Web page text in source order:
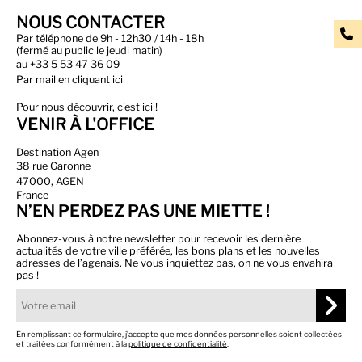
NOUS CONTACTER
Par téléphone de 9h - 12h30 / 14h - 18h
(fermé au public le jeudi matin)
au +33 5 53 47 36 09
Par mail en cliquant ici
Pour nous découvrir, c'est ici !
VENIR À L'OFFICE
Destination Agen
38 rue Garonne
47000, AGEN
France
N’EN PERDEZ PAS UNE MIETTE !
Abonnez-vous à notre newsletter pour recevoir les dernière
actualités de votre ville préférée, les bons plans et les nouvelles
adresses de l’agenais. Ne vous inquiettez pas, on ne vous envahira
pas !
En remplissant ce formulaire, j’accepte que mes données personnelles soient collectées
et traitées conformément à lapolitique de confidentialité